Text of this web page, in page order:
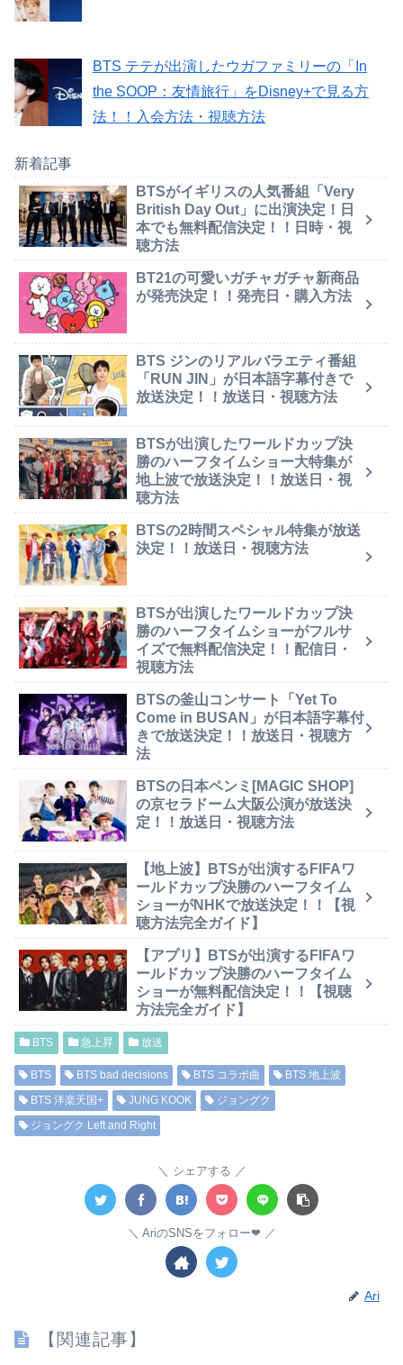
BTS テテが出演したウガファミリーの「In
the SOOP：友情旅行」をDisney+で見る方
法！！入会方法・視聴方法
新着記事
BTSがイギリスの人気番組「Very
British Day Out」に出演決定！日
本でも無料配信決定！！日時・視
聴方法
BT21の可愛いガチャガチャ新商品
が発売決定！！発売日・購入方法
BTS ジンのリアルバラエティ番組
「RUN JIN」が日本語字幕付きで
放送決定！！放送日・視聴方法
BTSが出演したワールドカップ決
勝のハーフタイムショー大特集が
地上波で放送決定！！放送日・視
聴方法
BTSの2時間スペシャル特集が放送
決定！！放送日・視聴方法
BTSが出演したワールドカップ決
勝のハーフタイムショーがフルサ
イズで無料配信決定！！配信日・
視聴方法
BTSの釜山コンサート「Yet To
Come in BUSAN」が日本語字幕付
きで放送決定！！放送日・視聴方
法
BTSの日本ペンミ[MAGIC SHOP]
の京セラドーム大阪公演が放送決
定！！放送日・視聴方法
【地上波】BTSが出演するFIFAワ
ールドカップ決勝のハーフタイム
ショーがNHKで放送決定！！【視
聴方法完全ガイド】
【アプリ】BTSが出演するFIFAワ
ールドカップ決勝のハーフタイム
ショーが無料配信決定！！【視聴
方法完全ガイド】
BTS 急上昇 放送
BTS BTS bad decisions BTS コラボ曲
BTS 地上波
BTS 洋楽天国+
JUNG KOOK
ジョングク
ジョングク Left and Right
シェアする
AriのSNSをフォロー❤︎
Ari
【関連記事】